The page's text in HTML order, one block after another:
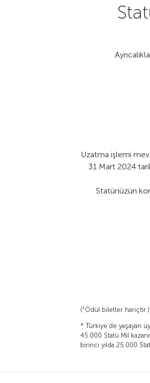
Uzatma işlemi
31 Mart 2024
Statünüzün
(¹Ödül biletler hariçtir.)
* Türkiye’de yaşayan
45.000 Statü Mil
birinci yılda 25.000